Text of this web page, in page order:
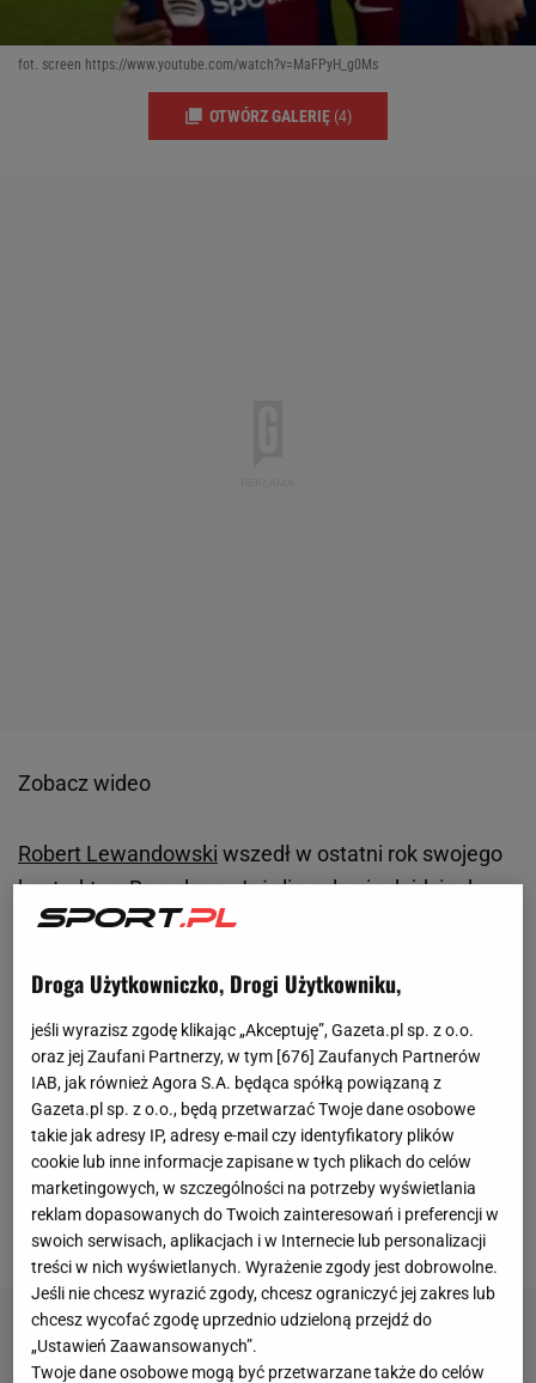
fot. screen https://www.youtube.com/watch?v=MaFPyH_g0Ms
OTWÓRZ GALERIĘ (4)
Zobacz wideo
Robert Lewandowski wszedł w ostatni rok swojego
kontraktu z Barceloną. Jeżeli nagle nie dojdzie do
chęci przedłużenia współpracy po obu stronach, to
Lewandowski będzie grał dla Barcelony. - Nie wiem,
czy to będzie mój ostatni sezon w Barcelonie. Nie
myślę o tym i zachowuję pełen spokój. To teraz nie
jest ważne. Ważne jest to, co będę mógł zrobić w
tym sezonie - mówił Robert w jednym z wywiadów
po rozpoczęciu przygotowań do nowego sezonu z
Barceloną. Cały czas w kierunkuLewandowskiego
spoglądają kluby z Arabii Saudyjskiej.
Droga Użytkowniczko, Drogi Użytkowniku,
jeśli wyrazisz zgodę klikając „Akceptuję”, Gazeta.pl sp. z o.o.
oraz jej Zaufani Partnerzy, w tym [676] Zaufanych Partnerów
IAB, jak również Agora S.A. będąca spółką powiązaną z
Gazeta.pl sp. z o.o., będą przetwarzać Twoje dane osobowe
takie jak adresy IP, adresy e-mail czy identyfikatory plików
cookie lub inne informacje zapisane w tych plikach do celów
marketingowych, w szczególności na potrzeby wyświetlania
reklam dopasowanych do Twoich zainteresowań i preferencji w
swoich serwisach, aplikacjach i w Internecie lub personalizacji
treści w nich wyświetlanych. Wyrażenie zgody jest dobrowolne.
Jeśli nie chcesz wyrazić zgody, chcesz ograniczyć jej zakres lub
chcesz wycofać zgodę uprzednio udzieloną przejdź do
„Ustawień Zaawansowanych”.
Twoje dane osobowe mogą być przetwarzane także do celów